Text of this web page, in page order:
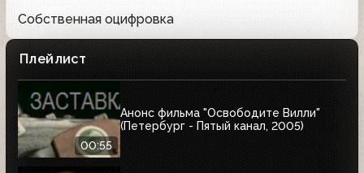
Собственная оцифровка
Плейлист
00:55
Анонс фильма "Освободите Вилли"
(Петербург - Пятый канал, 2005)